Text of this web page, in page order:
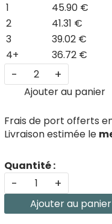
1
45.90 €
2
41.31 €
3
39.02 €
4+
36.72 €
- +
Ajouter au panier
Frais de port offerts
Livraison estimée le
Quantité :
- +
Ajouter au panier